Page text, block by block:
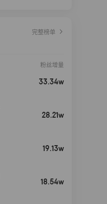
完整榜单
粉丝增量
33.34w
28.21w
19.13w
18.54w